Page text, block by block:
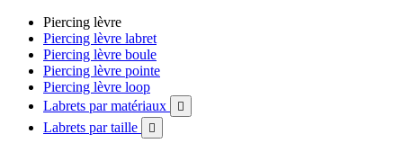
Piercing lèvre
Piercing lèvre labret
Piercing lèvre boule
Piercing lèvre pointe
Piercing lèvre loop
Labrets par matériaux

Labrets par taille 